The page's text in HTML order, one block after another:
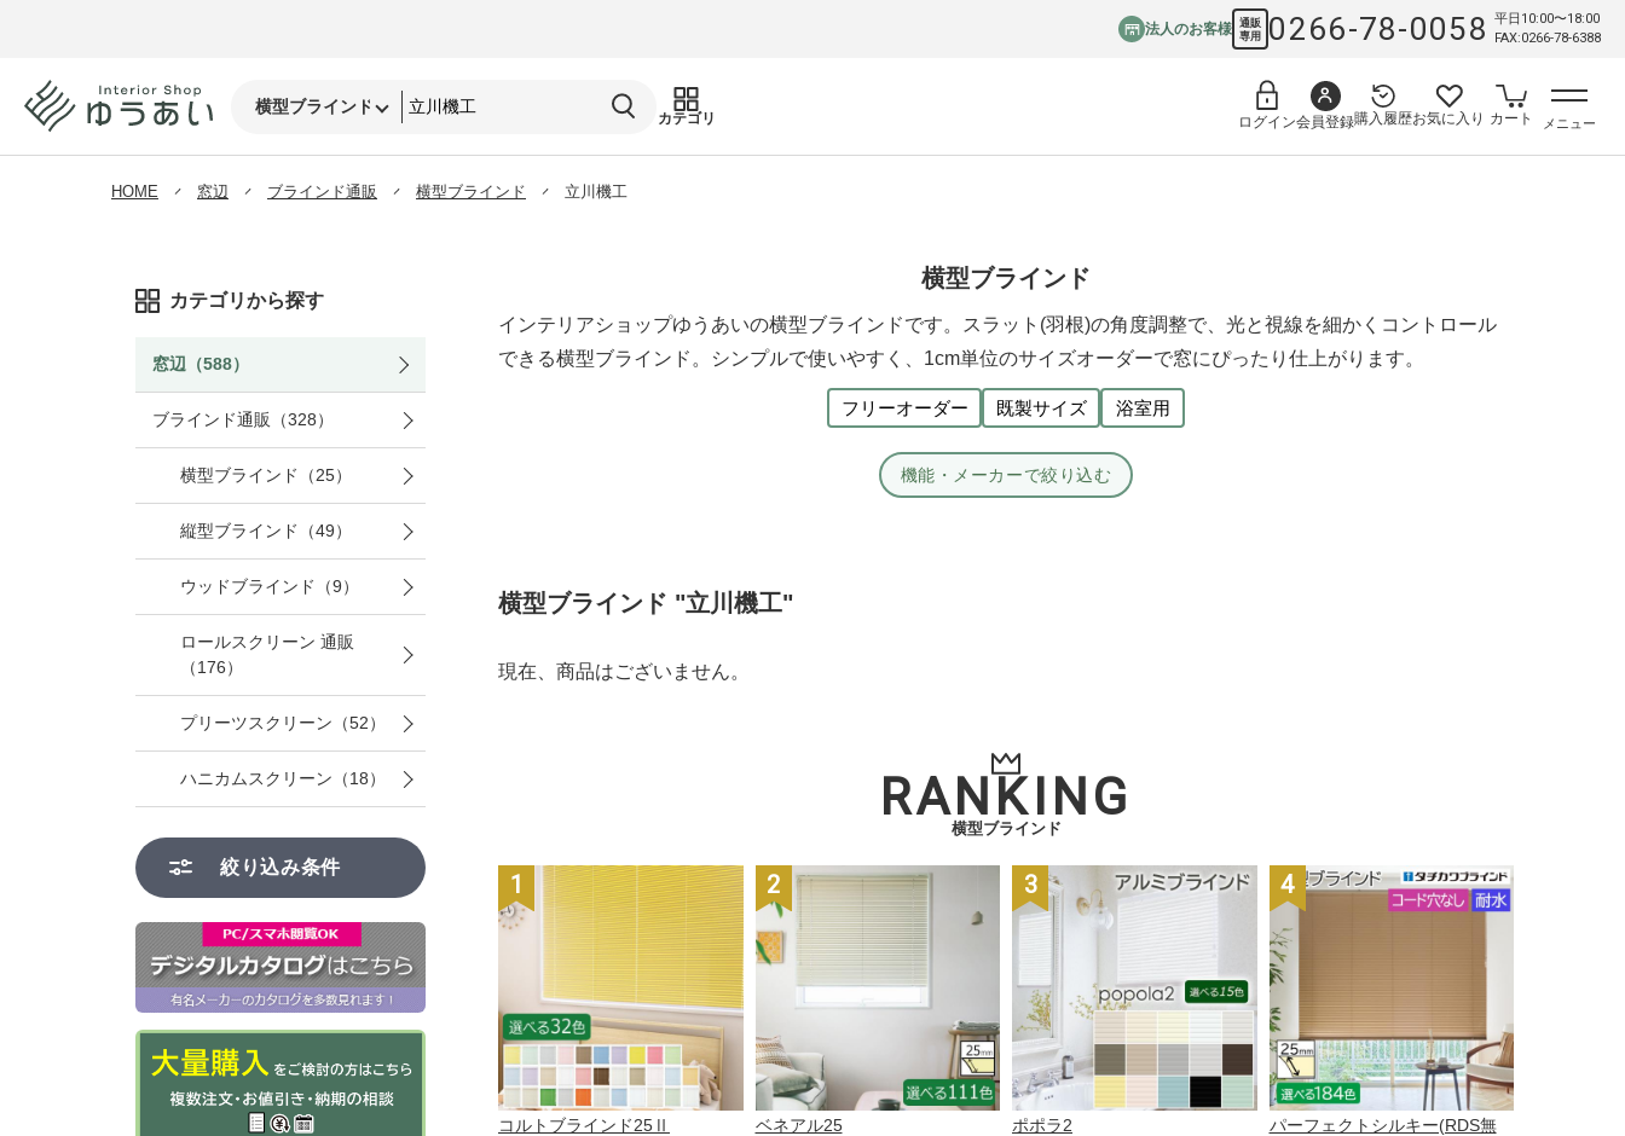
法人のお客様 通販
専用
0266-78-0058
平日10:00〜18:00
FAX:0266-78-6388
カテゴリ ログイン会員登録購入履歴お気に入り カート メニュー
HOME 窓辺 ブラインド通販 横型ブラインド 立川機工
カテゴリから探す
窓辺（588）
ブラインド通販（328）
横型ブラインド（25）
縦型ブラインド（49）
ウッドブラインド（9）
ロールスクリーン 通販
（176）
プリーツスクリーン（52）
ハニカムスクリーン（18）
絞り込み条件
横型ブラインド
インテリアショップゆうあいの横型ブラインドです。スラット(羽根)の角度調整で、光と視線を細かくコントロール
できる横型ブラインド。シンプルで使いやすく、1cm単位のサイズオーダーで窓にぴったり仕上がります。
フリーオーダー 既製サイズ 浴室用
機能・メーカーで絞り込む
横型ブラインド "立川機工"
現在、商品はございません。
RANKING
横型ブラインド
1
位
コルトブラインド25Ⅱ
2
位
ベネアル25
3
位
ポポラ2
4
位
パーフェクトシルキー(RDS無